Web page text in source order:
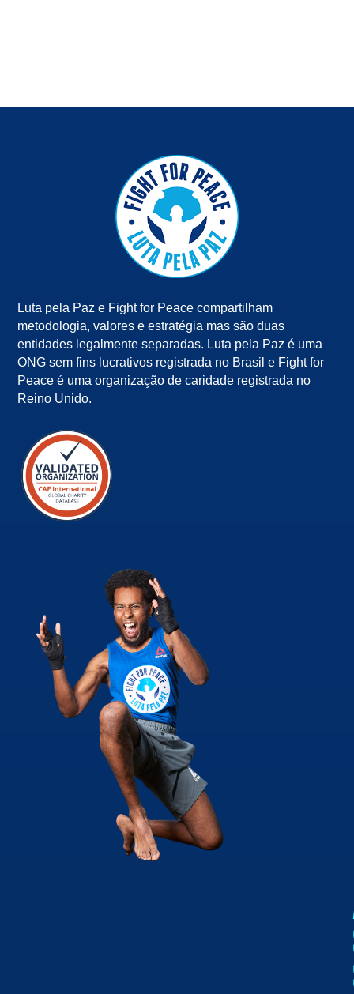
Luta pela Paz e Fight for Peace compartilham
metodologia, valores e estratégia mas são duas
entidades legalmente separadas. Luta pela Paz é uma
ONG sem fins lucrativos registrada no Brasil e Fight for
Peace é uma organização de caridade registrada no
Reino Unido.